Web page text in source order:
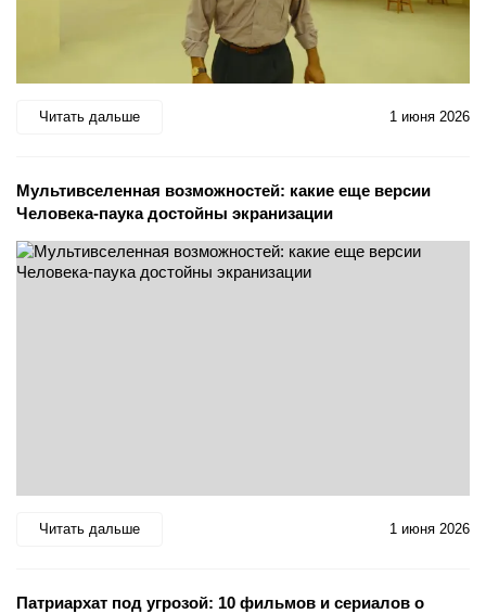
Читать дальше 1 июня 2026
Мультивселенная возможностей: какие еще версии
Человека-паука достойны экранизации
Читать дальше 1 июня 2026
Патриархат под угрозой: 10 фильмов и сериалов о